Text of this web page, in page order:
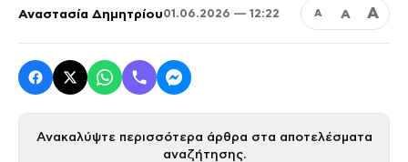
Αναστασία Δημητρίου01.06.2026 — 12:22 Α Α Α
Ανακαλύψτε περισσότερα άρθρα στα αποτελέσματα
αναζήτησης.